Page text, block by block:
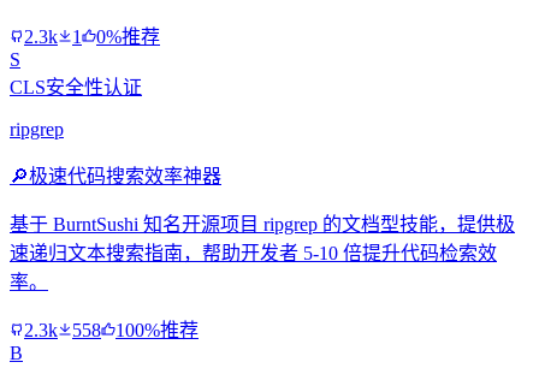
2.3k 1
0%推荐
S
CLS安全性认证
ripgrep
🔎极速代码搜索效率神器
基于 BurntSushi 知名开源项目 ripgrep 的文档型技能，提供极
速递归文本搜索指南，帮助开发者 5-10 倍提升代码检索效
率。
2.3k 558
100%推荐
B